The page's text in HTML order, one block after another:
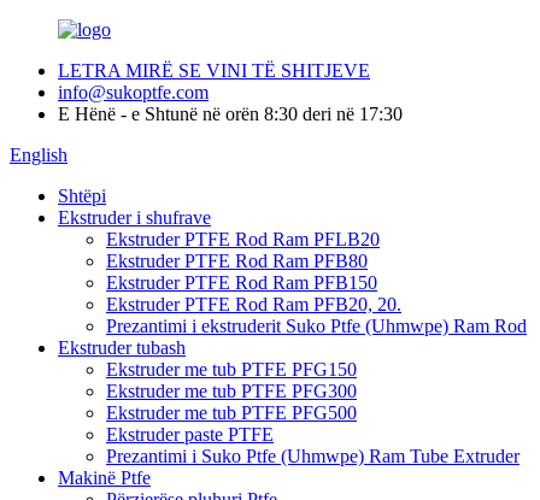
LETRA MIRË SE VINI TË SHITJEVE
info@sukoptfe.com
E Hënë - e Shtunë në orën 8:30 deri në 17:30
English
Shtëpi
Ekstruder i shufrave
Ekstruder PTFE Rod Ram PFLB20
Ekstruder PTFE Rod Ram PFB80
Ekstruder PTFE Rod Ram PFB150
Ekstruder PTFE Rod Ram PFB20, 20.
Prezantimi i ekstruderit Suko Ptfe (Uhmwpe) Ram Rod
Ekstruder tubash
Ekstruder me tub PTFE PFG150
Ekstruder me tub PTFE PFG300
Ekstruder me tub PTFE PFG500
Ekstruder paste PTFE
Prezantimi i Suko Ptfe (Uhmwpe) Ram Tube Extruder
Makinë Ptfe